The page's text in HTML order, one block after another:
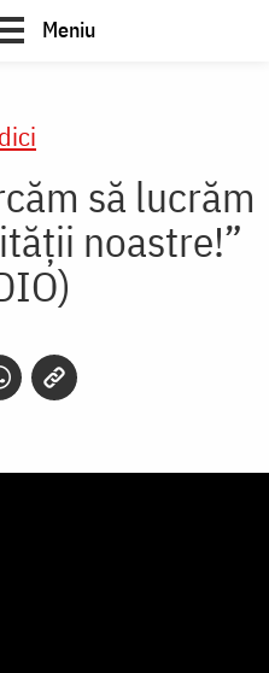
Meniu
să lucrăm
noastre!”